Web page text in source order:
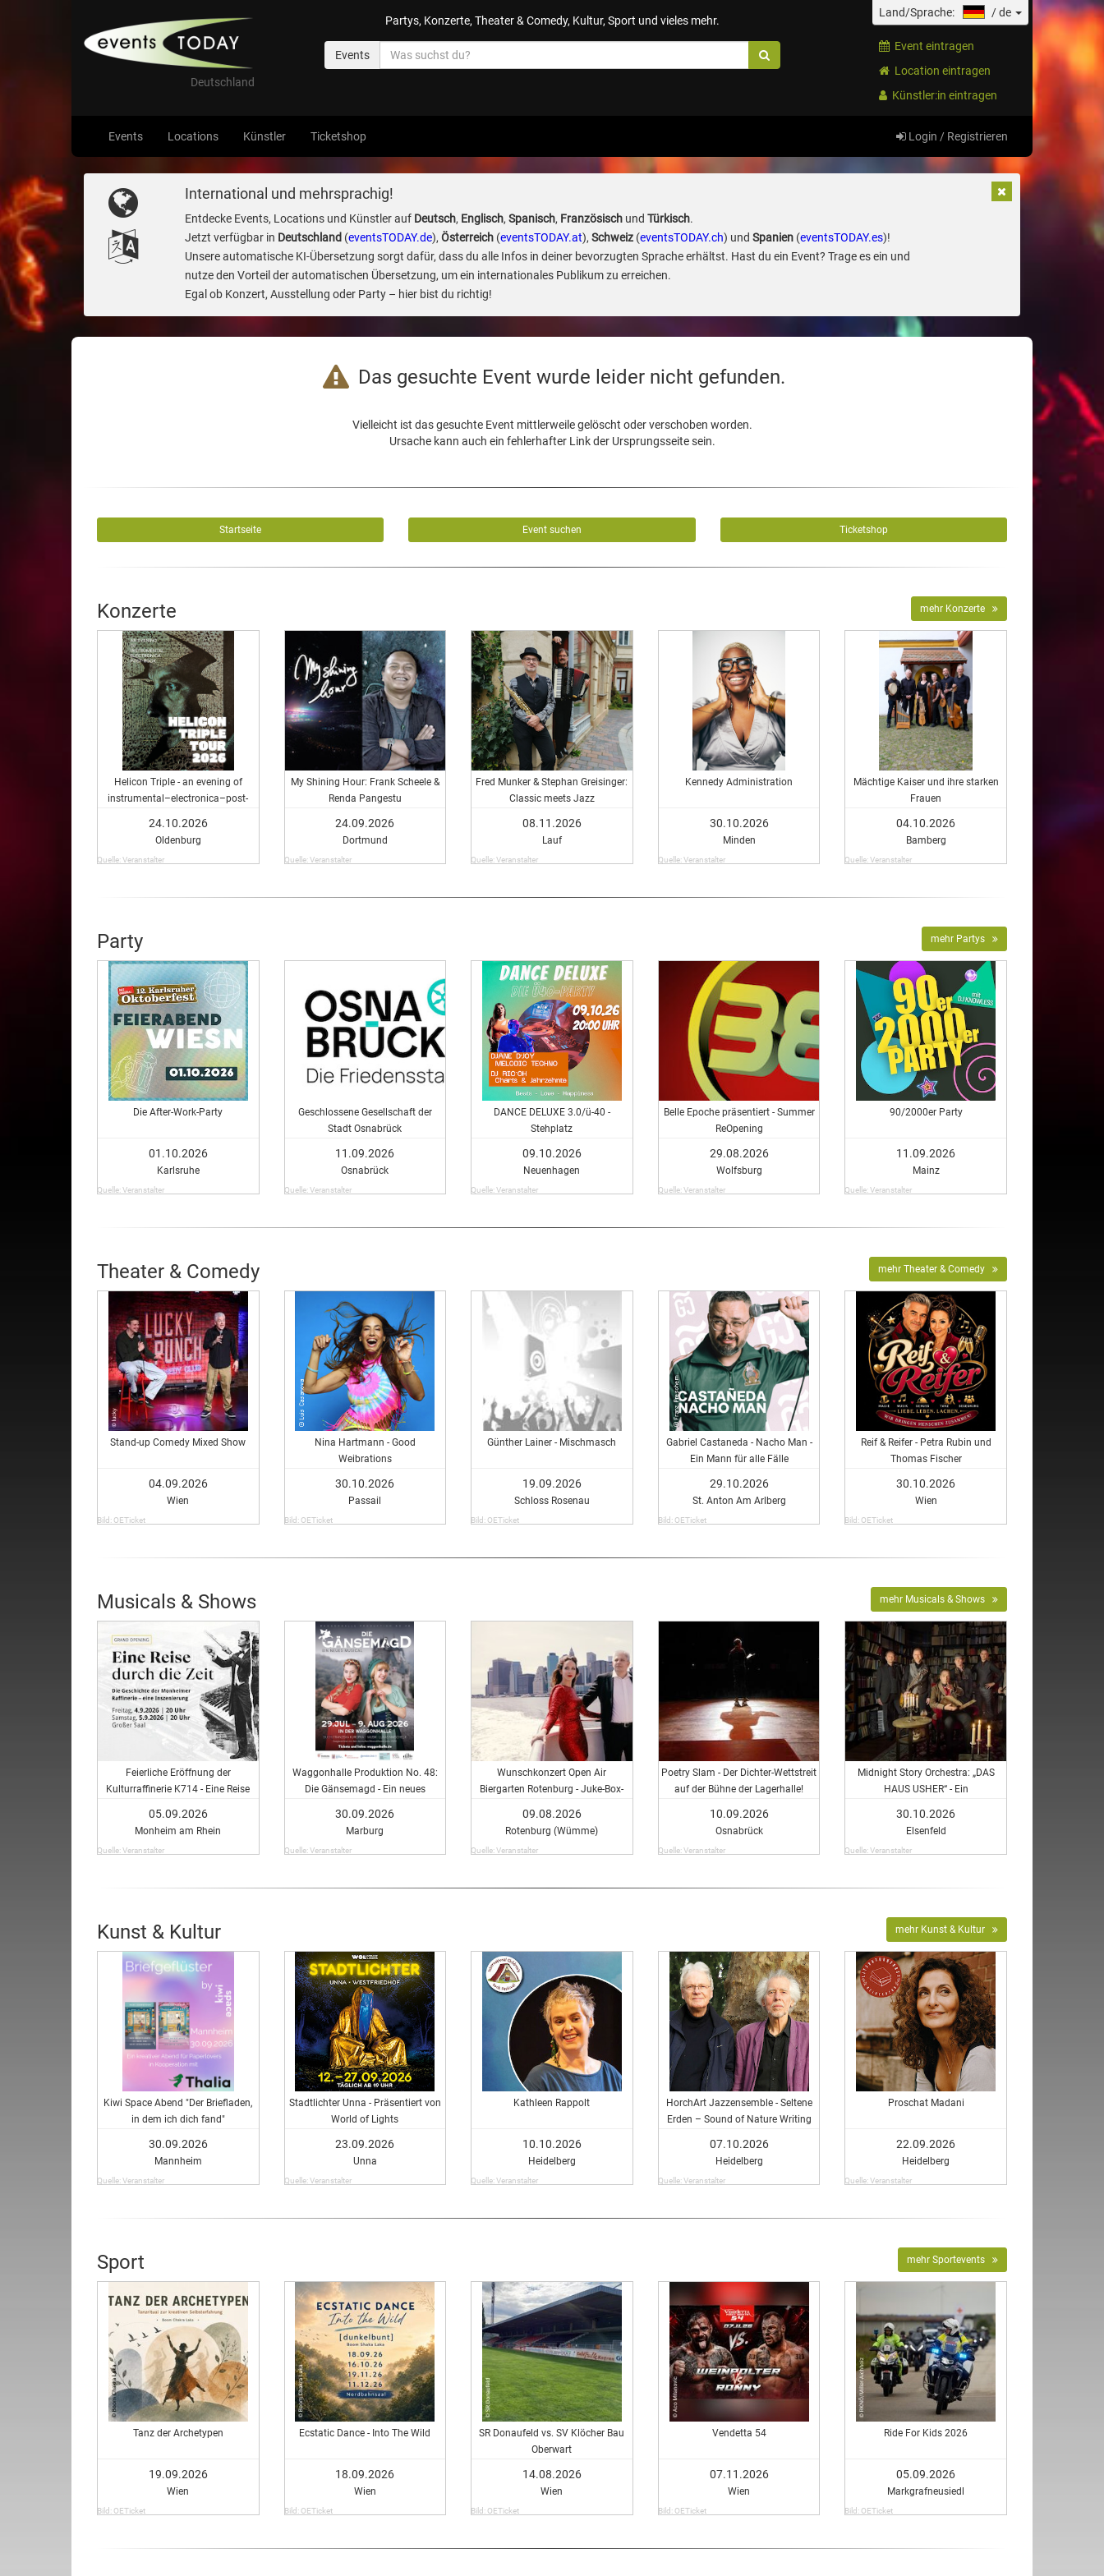
Deutschland
Partys, Konzerte, Theater & Comedy, Kultur, Sport und vieles mehr.
Events
Land/Sprache: /de
Event eintragen
Location eintragen
Künstler:in eintragen
Events Locations Künstler Ticketshop Login / Registrieren
International und mehrsprachig!
Entdecke Events, Locations und Künstler auf Deutsch, Englisch, Spanisch, Französischund Türkisch.
Jetzt verfügbar in Deutschland (eventsTODAY.de), Österreich(eventsTODAY.at), Schweiz(eventsTODAY.ch) und Spanien(eventsTODAY.es)!
Unsere automatische KI-Übersetzung sorgt dafür, dass du alle Infos in deiner bevorzugten Sprache erhältst. Hast du ein Event? Trage es ein und
nutze den Vorteil der automatischen Übersetzung, um ein internationales Publikum zu erreichen.
Egal ob Konzert, Ausstellung oder Party – hier bist du richtig!
Das gesuchte Event wurde leider nicht gefunden.
Vielleicht ist das gesuchte Event mittlerweile gelöscht oder verschoben worden.
Ursache kann auch ein fehlerhafter Link der Ursprungsseite sein.
Startseite Event suchen Ticketshop
Konzerte mehr Konzerte
Helicon Triple - an evening of
instrumental–electronica–post-
24.10.2026
Oldenburg
Quelle: Veranstalter
My Shining Hour: Frank Scheele &
Renda Pangestu
24.09.2026
Dortmund
Quelle: Veranstalter
Fred Munker & Stephan Greisinger:
Classic meets Jazz
08.11.2026
Lauf
Quelle: Veranstalter
Kennedy Administration
30.10.2026
Minden
Quelle: Veranstalter
Mächtige Kaiser und ihre starken
Frauen
04.10.2026
Bamberg
Quelle: Veranstalter
Party mehr Partys
Die After-Work-Party
01.10.2026
Karlsruhe
Quelle: Veranstalter
Geschlossene Gesellschaft der
Stadt Osnabrück
11.09.2026
Osnabrück
Quelle: Veranstalter
DANCE DELUXE 3.0/ü-40 -
Stehplatz
09.10.2026
Neuenhagen
Quelle: Veranstalter
Belle Epoche präsentiert - Summer
ReOpening
29.08.2026
Wolfsburg
Quelle: Veranstalter
90/2000er Party
11.09.2026
Mainz
Quelle: Veranstalter
Theater & Comedy mehr Theater & Comedy
Stand-up Comedy Mixed Show
04.09.2026
Wien
Bild: OETicket
Nina Hartmann - Good
Weibrations
30.10.2026
Passail
Bild: OETicket
Günther Lainer - Mischmasch
19.09.2026
Schloss Rosenau
Bild: OETicket
Gabriel Castaneda - Nacho Man -
Ein Mann für alle Fälle
29.10.2026
St. Anton Am Arlberg
Bild: OETicket
Reif & Reifer - Petra Rubin und
Thomas Fischer
30.10.2026
Wien
Bild: OETicket
Musicals & Shows mehr Musicals & Shows
Feierliche Eröffnung der
Kulturraffinerie K714 - Eine Reise
05.09.2026
Monheim am Rhein
Quelle: Veranstalter
Waggonhalle Produktion No. 48:
Die Gänsemagd - Ein neues
30.09.2026
Marburg
Quelle: Veranstalter
Wunschkonzert Open Air
Biergarten Rotenburg - Juke-Box-
Pop
09.08.2026
Rotenburg (Wümme)
Quelle: Veranstalter
Poetry Slam - Der Dichter-Wettstreit
auf der Bühne der Lagerhalle!
10.09.2026
Osnabrück
Quelle: Veranstalter
Midnight Story Orchestra: „DAS
HAUS USHER“ - Ein
Poe und Ray Bradbury
30.10.2026
Elsenfeld
Quelle: Veranstalter
Kunst & Kultur mehr Kunst & Kultur
Kiwi Space Abend "Der Briefladen,
in dem ich dich fand"
30.09.2026
Mannheim
Quelle: Veranstalter
Stadtlichter Unna - Präsentiert von
World of Lights
23.09.2026
Unna
Quelle: Veranstalter
Kathleen Rappolt
10.10.2026
Heidelberg
Quelle: Veranstalter
HorchArt Jazzensemble - Seltene
Erden – Sound of Nature Writing
07.10.2026
Heidelberg
Quelle: Veranstalter
Proschat Madani
22.09.2026
Heidelberg
Quelle: Veranstalter
Sport mehr Sportevents
Tanz der Archetypen
19.09.2026
Wien
Bild: OETicket
Ecstatic Dance - Into The Wild
18.09.2026
Wien
Bild: OETicket
SR Donaufeld vs. SV Klöcher Bau
Oberwart
14.08.2026
Wien
Bild: OETicket
Vendetta 54
07.11.2026
Wien
Bild: OETicket
Ride For Kids 2026
05.09.2026
Markgrafneusiedl
Bild: OETicket